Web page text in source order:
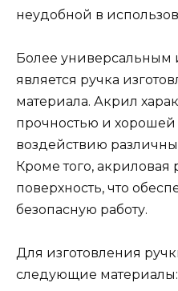
неудобной в
Более универсальным
является ручка
материала. Акрил
прочностью и хорошей
воздействию
Кроме того, акриловая
поверхность, что
безопасную работу.
Для изготовления
следующие материалы: